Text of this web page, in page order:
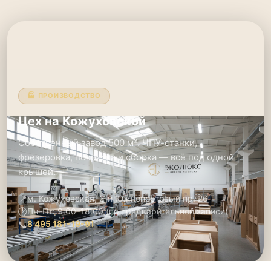
🏭 ПРОИЗВОДСТВО
Цех на Кожуховской
Собственный завод 500 м². ЧПУ-станки,
фрезеровка, покраска и сборка — всё под одной
крышей.
📍м. Кожуховская, 2-й Южнопортовый пр. 26
🕑Пн–Пт: 9:00–18:00 (по предварительной записи)
📞8 495 181-19-91